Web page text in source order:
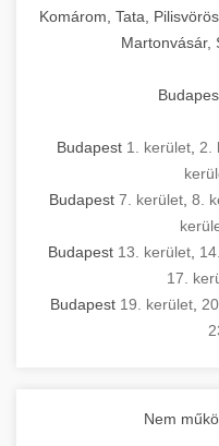
Komárom, Tata,
Martonvásár,
Budapest 1. kerület 2.
Budapest 7. kerület, 8.
Budapest 13. kerület
17.
Budapest 19. kerület
Nem